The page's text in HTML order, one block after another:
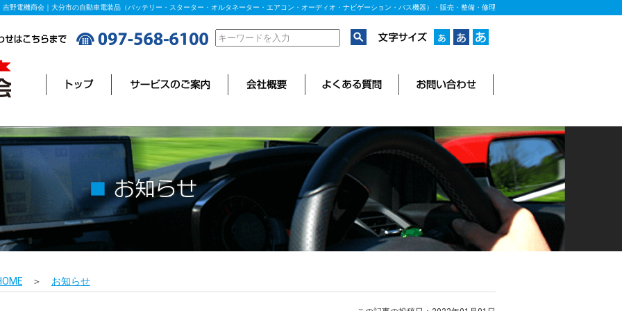
吉野電機商会｜大分市の自動車電装品（バッテリー・スターター・オルタネーター・エアコン・オーディオ・ナビゲーション・バス機器）・販売・整備・修理
＞ お知らせ